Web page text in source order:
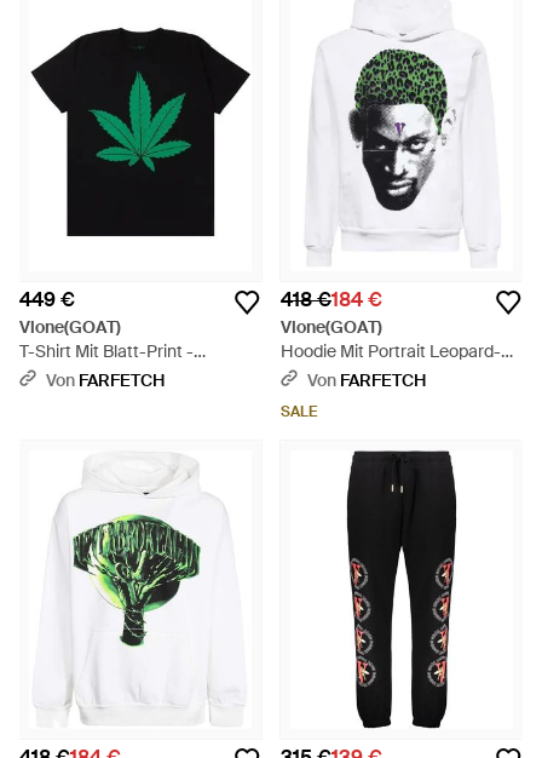
449 €
Vlone(GOAT)
T-Shirt Mit Blatt-Print -
Schwarz
Von FARFETCH
418 €184 €
Vlone(GOAT)
Hoodie Mit Portrait Leopard-
Print - Grün
Von FARFETCH
SALE